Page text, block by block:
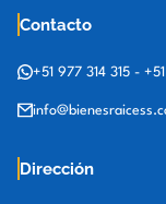
Contacto
+51 977 314 315 -
Dirección